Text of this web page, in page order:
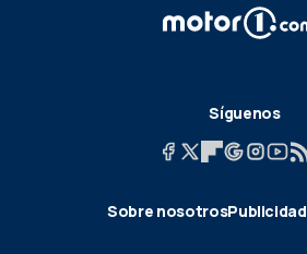
Síguenos
Sobre nosotrosPublicidad